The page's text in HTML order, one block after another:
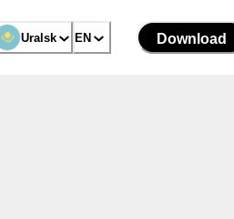
Uralsk EN Download
Uralsk EN Download
но после